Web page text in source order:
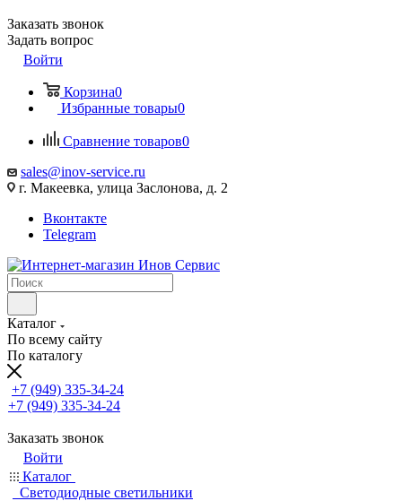
Заказать звонок
Задать вопрос
Войти
Корзина0
Избранные товары0
Сравнение товаров0
sales@inov-service.ru
г. Макеевка, улица Заслонова, д. 2
Вконтакте
Telegram
Каталог
По всему сайту
По каталогу
+7 (949) 335-34-24
+7 (949) 335-34-24
Заказать звонок
Войти
Каталог
Светодиодные светильники